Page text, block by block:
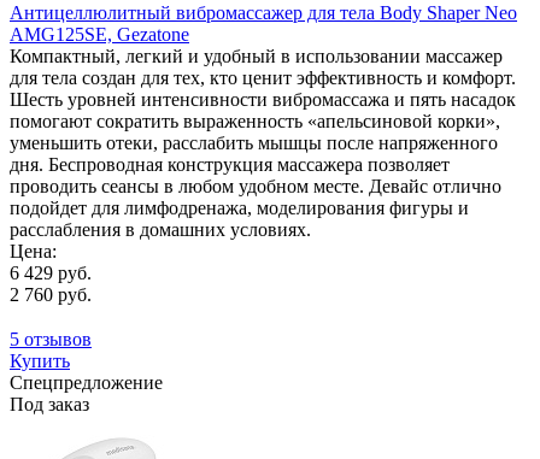
Антицеллюлитный вибромассажер для тела Body Shaper Neo
AMG125SE, Gezatone
Компактный, легкий и удобный в использовании массажер
для тела создан для тех, кто ценит эффективность и комфорт.
Шесть уровней интенсивности вибромассажа и пять насадок
помогают сократить выраженность «апельсиновой корки»,
уменьшить отеки, расслабить мышцы после напряженного
дня. Беспроводная конструкция массажера позволяет
проводить сеансы в любом удобном месте. Девайс отлично
подойдет для лимфодренажа, моделирования фигуры и
расслабления в домашних условиях.
Цена:
6 429 руб.
2 760 руб.
5 отзывов
Купить
Спецпредложение
Под заказ